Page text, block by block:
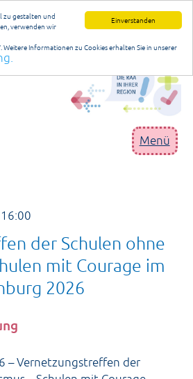
Einverstanden
zu gestalten und
verwenden wir
Weitere Informationen zu Cookies erhalten Sie in unserer
Menü
der Schulen ohne
mit Courage im
2026
– Vernetzungstreffen der